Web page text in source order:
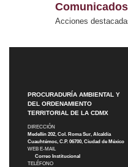
Acciones
PROCURADURÍA AMBIENTAL Y
DEL ORDENAMIENTO
TERRITORIAL DE LA CDMX
DIRECCIÓN
Medellín 202, Col. Roma Sur, Alcaldía
Cuauhtémoc, C.P. 06700, Ciudad de México
WEB E-MAIL
Correo Institucional
TELÉFONO